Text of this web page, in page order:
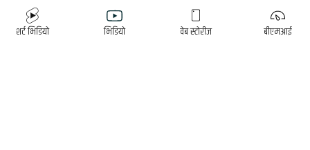
शर्ट भिडियो भिडियो वेब स्टोरीज बीएमआई
विशेष
डाक्टर भन्नुहुन्छ
विज्ञापनका लागि
(+९७७)९८४१३७४३४५